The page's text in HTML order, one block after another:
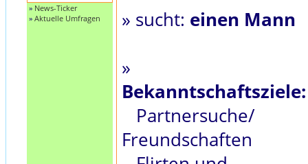
» News-Ticker
» Aktuelle Umfragen
» sucht: einen Mann
»
Bekanntschaftsziele:
Partnersuche/
Freundschaften